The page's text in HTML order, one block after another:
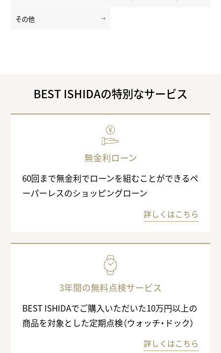
その他
BEST ISHIDAの特別なサービス
無金利ローン
60回まで無金利でローンを組むことができるペ
ーパーレスのショッピングローン
詳しくはこちら
3年間の無料点検サービス
BEST ISHIDAでご購入いただいた10万円以上の
商品を対象とした定期点検（ウォッチ・ドック）
詳しくはこちら